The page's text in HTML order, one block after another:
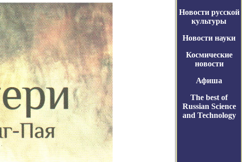
Новости русской
культуры
Новости науки
Космические
новости
Афиша
The best of
Russian Science
and Technology